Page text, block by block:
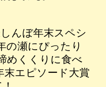
んぼ年末スペシ
の瀬にぴったり
めくくりに食べ
末エピソード大賞